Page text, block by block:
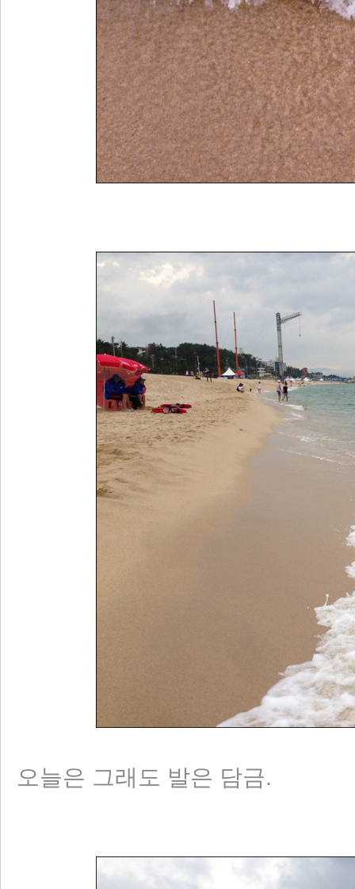
오늘은 그래도 발은 담금.